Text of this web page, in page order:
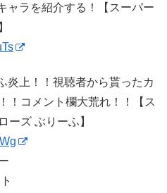
ャラを紹介する！【スーパー
炎上！！視聴者から貰ったカ
！コメント欄大荒れ！！【ス
ーズ ぶりーふ】